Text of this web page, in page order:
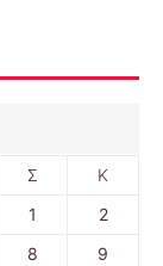
Σ Κ
1
2
8
9